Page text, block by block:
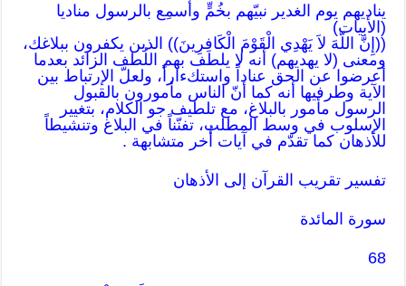
يناديهم يوم الغدير نبيّهم بخُمٍّ وأسمِع بالرسول مناديا
(الأبيات)
((إِنَّ اللّهَ لاَ يَهْدِي الْقَوْمَ الْكَافِرِينَ)) الذين يكفرون ببلاغك،
ومعنى (لا يهديهم) أنه لا يلطف بهم اللُطف الزائد بعدما
أعرضوا عن الحق عناداً واستكءاراً، ولعلّ الإرتباط بين
الآية وطرفيها أنه كما أنّ الناس مأمورون بالقبول
الرسول مأمور بالبلاغ، مع تلطيف جو الكلام، بتغيير
الإسلوب في وسط المطلب، تفنّناً في البلاغ وتنشيطاً
للأذهان كما تقدّم في آيات أُخر متشابهة .
تفسير تقريب القرآن إلى الأذهان
سورة المائدة
68